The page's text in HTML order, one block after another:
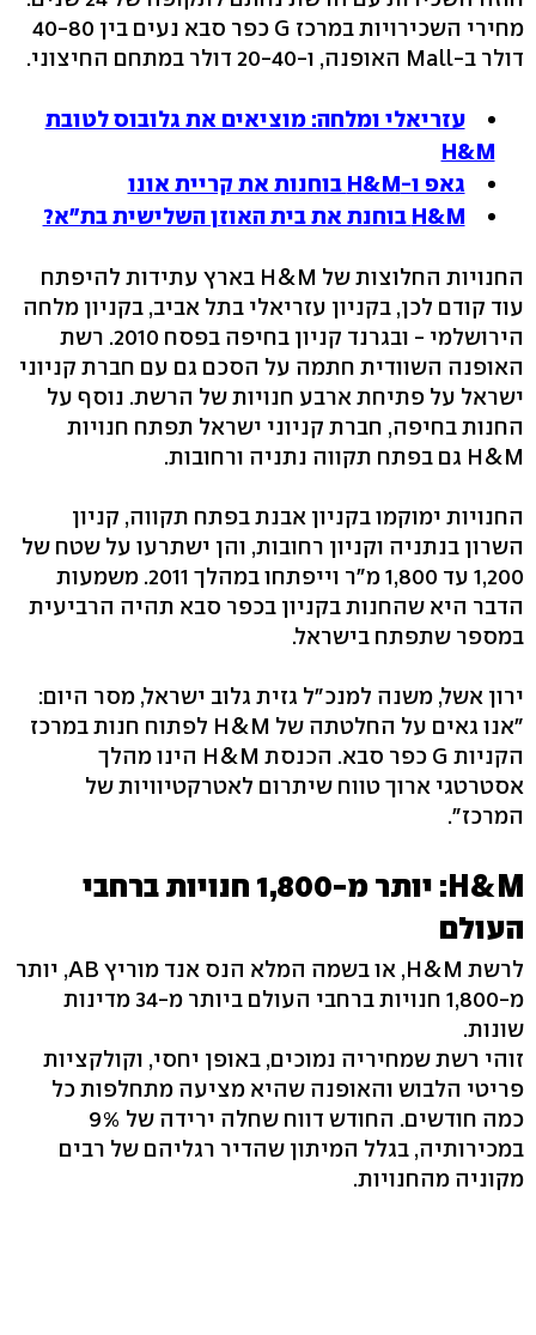
מחירי השכירויות במרכז G כפר סבא נעים בין 40-80
דולר ב-Mall האופנה, ו-20-40 דולר במתחם החיצוני.
עזריאלי ומלחה: מוציאים את גלובוס לטובת
H&M
גאפ ו-H&M בוחנות את קריית אונו
H&M בוחנת את בית האוזן השלישית בת"א?
החנויות החלוצות של H&M בארץ עתידות להיפתח
עוד קודם לכן, בקניון עזריאלי בתל אביב, בקניון מלחה
הירושלמי - ובגרנד קניון בחיפה בפסח 2010. רשת
האופנה השוודית חתמה על הסכם גם עם חברת קניוני
ישראל על פתיחת ארבע חנויות של הרשת. נוסף על
החנות בחיפה, חברת קניוני ישראל תפתח חנויות
H&M גם בפתח תקווה נתניה ורחובות.
החנויות ימוקמו בקניון אבנת בפתח תקווה, קניון
השרון בנתניה וקניון רחובות, והן ישתרעו על שטח של
1,200 עד 1,800 מ"ר וייפתחו במהלך 2011. משמעות
הדבר היא שהחנות בקניון בכפר סבא תהיה הרביעית
במספר שתפתח בישראל.
ירון אשל, משנה למנכ"ל גזית גלוב ישראל, מסר היום:
"אנו גאים על החלטתה של H&M לפתוח חנות במרכז
הקניות G כפר סבא. הכנסת H&M הינו מהלך
אסטרטגי ארוך טווח שיתרום לאטרקטיוויות של
המרכז".
H&M: יותר מ-1,800 חנויות ברחבי
העולם
לרשת H&M, או בשמה המלא הנס אנד מוריץ AB, יותר
מ-1,800 חנויות ברחבי העולם ביותר מ-34 מדינות
שונות.
זוהי רשת שמחיריה נמוכים, באופן יחסי, וקולקציות
פריטי הלבוש והאופנה שהיא מציעה מתחלפות כל
כמה חודשים. החודש דווח שחלה ירידה של 9%
במכירותיה, בגלל המיתון שהדיר רגליהם של רבים
מקוניה מהחנויות.